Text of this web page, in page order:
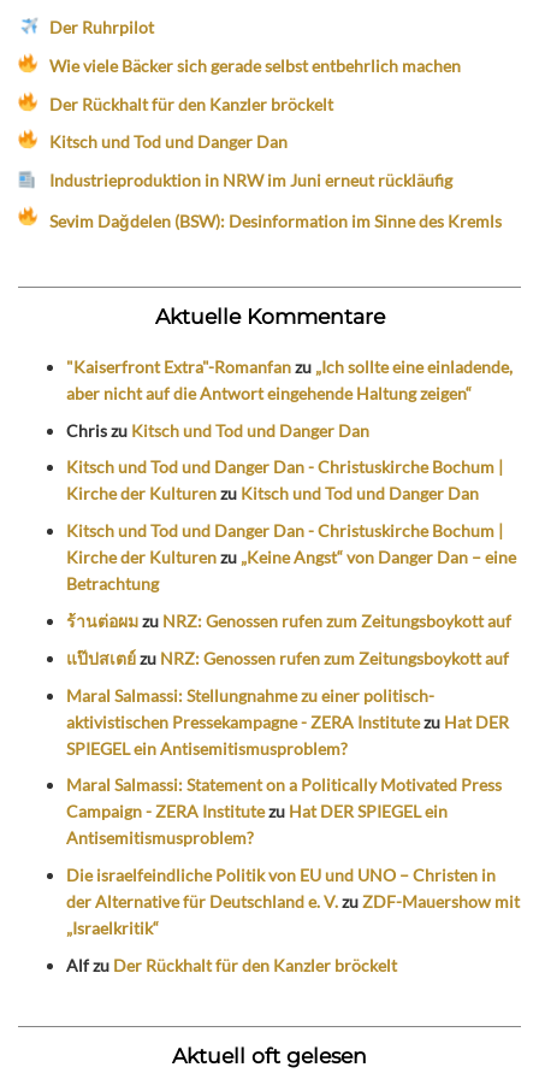
Der Ruhrpilot
Wie viele Bäcker sich gerade selbst entbehrlich machen
Der Rückhalt für den Kanzler bröckelt
Kitsch und Tod und Danger Dan
Industrieproduktion in NRW im Juni erneut rückläufig
Sevim Dağdelen (BSW): Desinformation im Sinne des Kremls
Aktuelle Kommentare
"Kaiserfront Extra"-Romanfanzu „Ich sollte eine einladende,
aber nicht auf die Antwort eingehende Haltung zeigen“
Chriszu Kitsch und Tod und Danger Dan
Kitsch und Tod und Danger Dan - Christuskirche Bochum |
Kirche der Kulturenzu Kitsch und Tod und Danger Dan
Kitsch und Tod und Danger Dan - Christuskirche Bochum |
Kirche der Kulturenzu „Keine Angst“ von Danger Dan – eine
Betrachtung
ร้านต่อผมzu NRZ: Genossen rufen zum Zeitungsboykott auf
แป๊ปสเตย์zu NRZ: Genossen rufen zum Zeitungsboykott auf
Maral Salmassi: Stellungnahme zu einer politisch-
aktivistischen Pressekampagne - ZERA Institutezu Hat DER
SPIEGEL ein Antisemitismusproblem?
Maral Salmassi: Statement on a Politically Motivated Press
Campaign - ZERA Institutezu Hat DER SPIEGEL ein
Antisemitismusproblem?
Die israelfeindliche Politik von EU und UNO – Christen in
der Alternative für Deutschland e. V.zuZDF-Mauershow mit
„Israelkritik“
Alfzu Der Rückhalt für den Kanzler bröckelt
Aktuell oft gelesen